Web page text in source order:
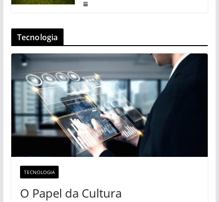
Tecnologia
TECNOLOGIA
O Papel da Cultura